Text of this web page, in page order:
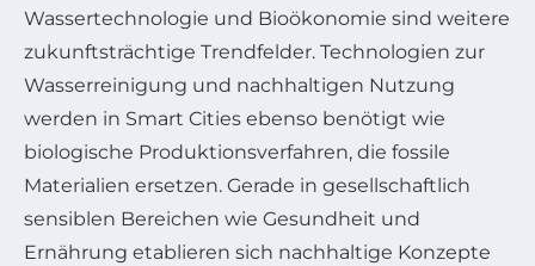
Wassertechnologie und Bioökonomie sind weitere
zukunftsträchtige Trendfelder. Technologien zur
Wasserreinigung und nachhaltigen Nutzung
werden in Smart Cities ebenso benötigt wie
biologische Produktionsverfahren, die fossile
Materialien ersetzen. Gerade in gesellschaftlich
sensiblen Bereichen wie Gesundheit und
Ernährung etablieren sich nachhaltige Konzepte